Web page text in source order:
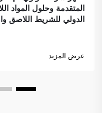
المتقدمة وحلول المواد
الدولي للشريط اللاصق
عرض المزيد